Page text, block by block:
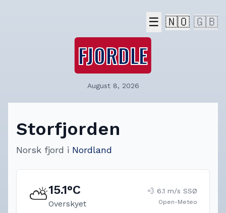
☰ 🇳🇴 🇬🇧
FJORDLE
August 8, 2026
Storfjorden
Norsk fjord i Nordland
⛅15.1°C
Overskyet
💨 6.1 m/s SSØ
Open-Meteo